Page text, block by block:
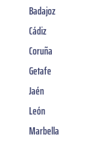
Badajoz
Cádiz
Coruña
Getafe
Jaén
León
Marbella